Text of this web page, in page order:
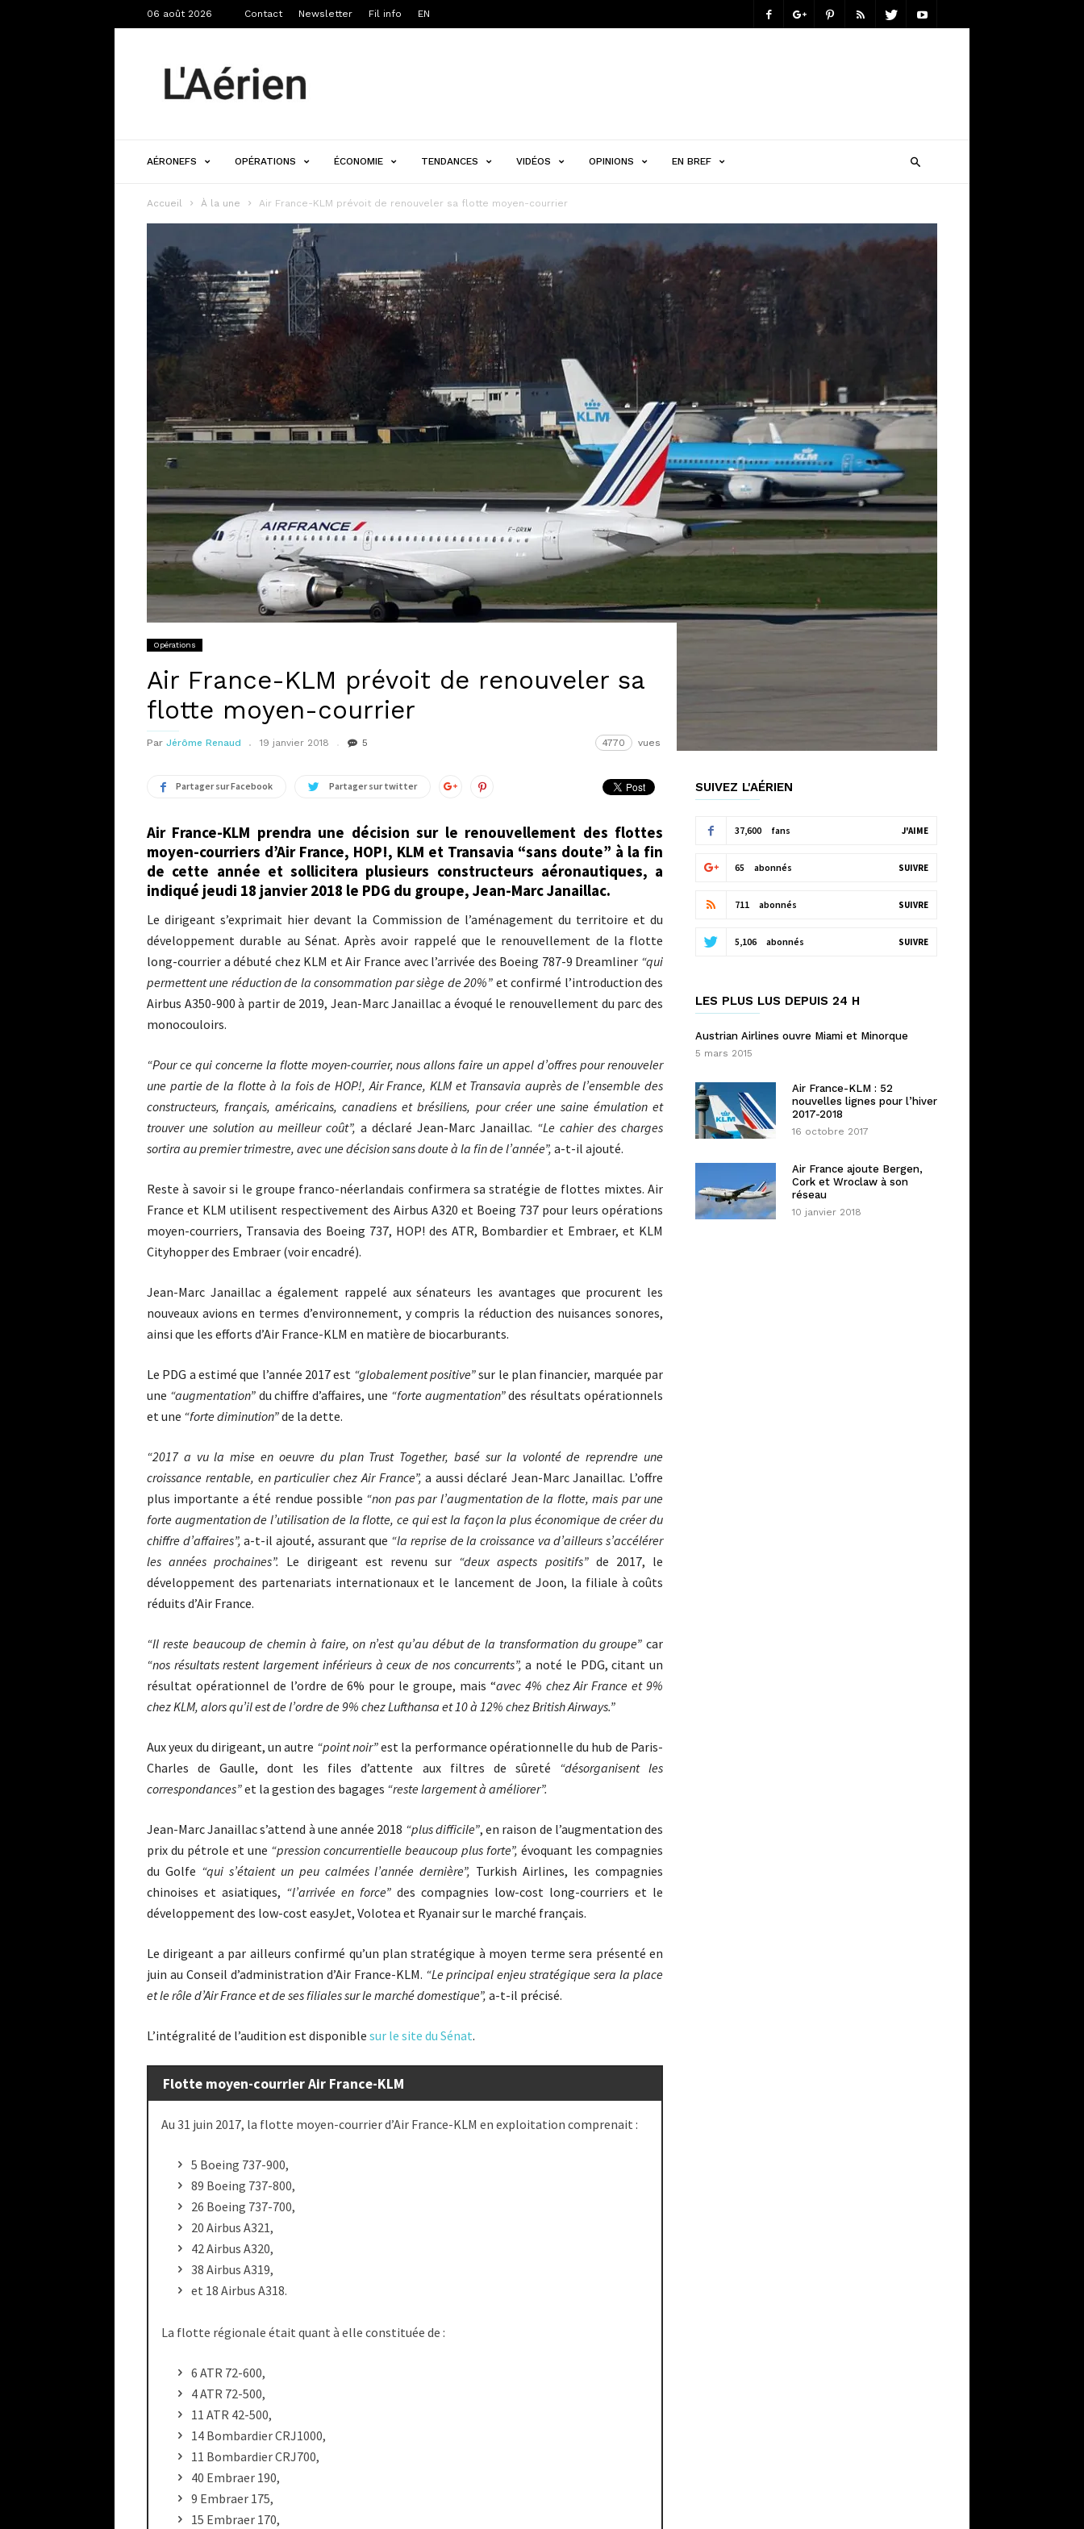
06 août 2026 Contact Newsletter Fil info EN
AÉRONEFS OPÉRATIONS ÉCONOMIE TENDANCES VIDÉOS OPINIONS EN BREF
Accueil À la une Air France-KLM prévoit de renouveler sa flotte moyen-courrier
Opérations
Air France-KLM prévoit de renouveler sa
flotte moyen-courrier
Par Jérôme Renaud 19 janvier 2018 5 4770 vues
Partager sur Facebook Partager sur twitter
Air France-KLM prendra une décision sur le renouvellement des flottes
moyen-courriers d’Air France, HOP!, KLM et Transavia “sans doute” à la fin
de cette année et sollicitera plusieurs constructeurs aéronautiques, a
indiqué jeudi 18 janvier 2018 le PDG du groupe, Jean-Marc Janaillac.
Le dirigeant s’exprimait hier devant la Commission de l’aménagement du territoire et du
développement durable au Sénat. Après avoir rappelé que le renouvellement de la flotte
long-courrier a débuté chez KLM et Air France avec l’arrivée des Boeing 787-9 Dreamliner “qui
permettent une réduction de la consommation par siège de 20%” et confirmé l’introduction des
Airbus A350-900 à partir de 2019, Jean-Marc Janaillac a évoqué le renouvellement du parc des
monocouloirs.
“Pour ce qui concerne la flotte moyen-courrier, nous allons faire un appel d’offres pour renouveler
une partie de la flotte à la fois de HOP!, Air France, KLM et Transavia auprès de l’ensemble des
constructeurs, français, américains, canadiens et brésiliens, pour créer une saine émulation et
trouver une solution au meilleur coût”, a déclaré Jean-Marc Janaillac. “Le cahier des charges
sortira au premier trimestre, avec une décision sans doute à la fin de l’année”, a-t-il ajouté.
Reste à savoir si le groupe franco-néerlandais confirmera sa stratégie de flottes mixtes. Air
France et KLM utilisent respectivement des Airbus A320 et Boeing 737 pour leurs opérations
moyen-courriers, Transavia des Boeing 737, HOP! des ATR, Bombardier et Embraer, et KLM
Cityhopper des Embraer (voir encadré).
Jean-Marc Janaillac a également rappelé aux sénateurs les avantages que procurent les
nouveaux avions en termes d’environnement, y compris la réduction des nuisances sonores,
ainsi que les efforts d’Air France-KLM en matière de biocarburants.
Le PDG a estimé que l’année 2017 est “globalement positive”sur le plan financier, marquée par
une “augmentation”du chiffre d’affaires, une “forte augmentation”des résultats opérationnels
et une “forte diminution”de la dette.
“2017 a vu la mise en oeuvre du plan Trust Together, basé sur la volonté de reprendre une
croissance rentable, en particulier chez Air France”, a aussi déclaré Jean-Marc Janaillac. L’offre
plus importante a été rendue possible “non pas par l’augmentation de la flotte, mais par une
forte augmentation de l’utilisation de la flotte, ce qui est la façon la plus économique de créer du
chiffre d’affaires”, a-t-il ajouté, assurant que “la reprise de la croissance va d’ailleurs s’accélérer
les années prochaines”. Le dirigeant est revenu sur “deux aspects positifs” de 2017, le
développement des partenariats internationaux et le lancement de Joon, la filiale à coûts
réduits d’Air France.
“Il reste beaucoup de chemin à faire, on n’est qu’au début de la transformation du groupe” car
“nos résultats restent largement inférieurs à ceux de nos concurrents”, a noté le PDG, citant un
résultat opérationnel de l’ordre de 6% pour le groupe, mais “avec 4% chez Air France et 9%
chez KLM, alors qu’il est de l’ordre de 9% chez Lufthansa et 10 à 12% chez British Airways.”
Aux yeux du dirigeant, un autre “point noir”est la performance opérationnelle du hub de Paris-
Charles de Gaulle, dont les files d’attente aux filtres de sûreté “désorganisent les
correspondances”et la gestion des bagages “reste largement à améliorer”.
Jean-Marc Janaillac s’attend à une année 2018 “plus difficile”, en raison de l’augmentation des
prix du pétrole et une “pression concurrentielle beaucoup plus forte”, évoquant les compagnies
du Golfe “qui s’étaient un peu calmées l’année dernière”, Turkish Airlines, les compagnies
chinoises et asiatiques, “l’arrivée en force” des compagnies low-cost long-courriers et le
développement des low-cost easyJet, Volotea et Ryanair sur le marché français.
Le dirigeant a par ailleurs confirmé qu’un plan stratégique à moyen terme sera présenté en
juin au Conseil d’administration d’Air France-KLM. “Le principal enjeu stratégique sera la place
et le rôle d’Air France et de ses filiales sur le marché domestique”, a-t-il précisé.
L’intégralité de l’audition est disponible sur le site du Sénat.
Flotte moyen-courrier Air France-KLM
Au 31 juin 2017, la flotte moyen-courrier d’Air France-KLM en exploitation comprenait :
5 Boeing 737-900,
89 Boeing 737-800,
26 Boeing 737-700,
20 Airbus A321,
42 Airbus A320,
38 Airbus A319,
et 18 Airbus A318.
La flotte régionale était quant à elle constituée de :
6 ATR 72-600,
4 ATR 72-500,
11 ATR 42-500,
14 Bombardier CRJ1000,
11 Bombardier CRJ700,
40 Embraer 190,
9 Embraer 175,
15 Embraer 170,
SUIVEZ L'AÉRIEN
37,600 fans J'AIME
65 abonnés SUIVRE
711 abonnés SUIVRE
5,106 abonnés SUIVRE
LES PLUS LUS DEPUIS 24 H
Austrian Airlines ouvre Miami et Minorque
5 mars 2015
Air France-KLM : 52
nouvelles lignes pour l’hiver
2017-2018
16 octobre 2017
Air France ajoute Bergen,
Cork et Wroclaw à son
réseau
10 janvier 2018